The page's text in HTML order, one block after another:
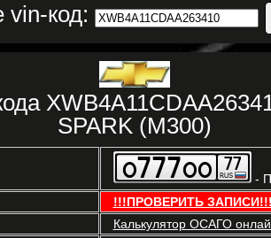
vin-код:
SPARK (M300)
-
!!!ПРОВЕРИТЬ ЗАПИСИ!!!
Калькулятор ОСАГО